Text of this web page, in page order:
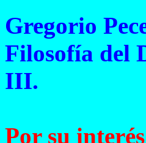
Gregorio
Filosofía del
III.
Por su